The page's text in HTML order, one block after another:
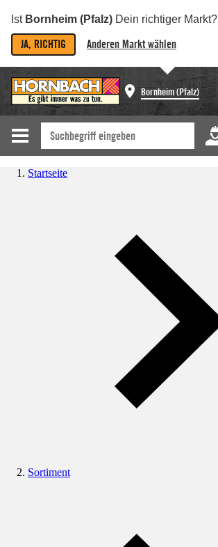
Ist Bornheim (Pfalz) Dein richtiger Markt?
JA, RICHTIG Anderen Markt wählen
Bornheim (Pfalz)
Startseite
Sortiment